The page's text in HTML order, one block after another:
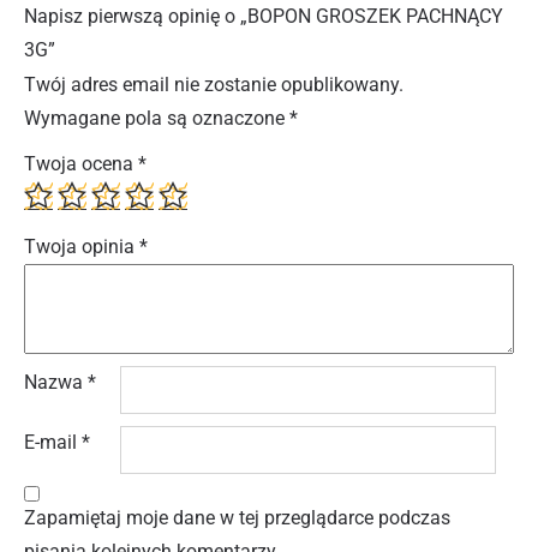
Napisz pierwszą opinię o „BOPON GROSZEK PACHNĄCY
3G”
Twój adres email nie zostanie opublikowany.
Wymagane pola są oznaczone *
Twoja ocena *
Twoja opinia *
Nazwa *
E-mail *
Zapamiętaj moje dane w tej przeglądarce podczas